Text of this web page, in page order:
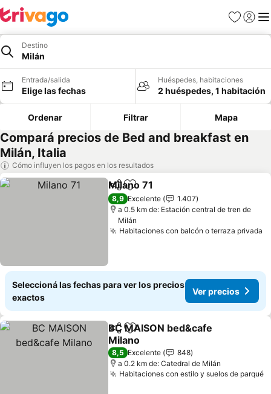
Favoritos
Iniciar
Destino
Milán
Entrada/salida
Elige las fechas
Huéspedes, habitaciones
2 huéspedes, 1 habitación
Ordenar Filtrar Mapa
Compará precios de Bed and breakfast en
Milán, Italia
Cómo influyen los pagos en los resultados
CompartirAñadir a favoritos
Milano 71
8,9 Excelente
1.407
a 0.5 km de: Estación central de tren de
Milán
Habitaciones con balcón o terraza privada
Seleccioná las fechas para ver los precios
exactos
Ver precios
CompartirAñadir a favoritos
BC MAISON bed&cafe
Milano
8,5 Excelente
848
a 0.2 km de: Catedral de Milán
Habitaciones con estilo y suelos de parqué